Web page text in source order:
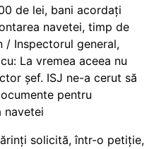
de lei, bani acordați
navetei, timp de
/ Inspectorul general,
La vremea aceea nu
șef. ISJ ne-a cerut să
pentru
navetei
solicită, într-o petiție,